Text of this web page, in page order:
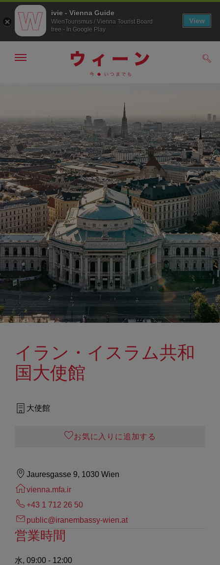
へ
ジ
の
ト
ッ
プ
へ
メ
非
表
示
イラン・イスラム共和
国大使館
大使館
お気に入りに追加する
Jauresgasse 9, 1030 Wien
vienna.mfa.ir
+43 1 712 26 50
public@iranembassy-wien.at
営業時間
水, 09:00 - 12:00
ivie - Vienna Guide
WienTourismus / Vienna Tourist Board
free - In Google Play
View